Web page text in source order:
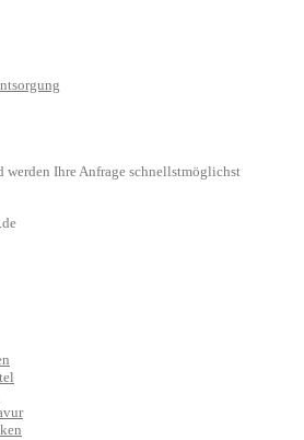
werden Ihre Anfrage schnellstmöglichst